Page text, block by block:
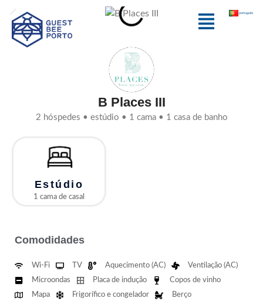
content
Menu português
B Places III
2 hóspedes • estúdio • 1 cama • 1 casa de banho
Estúdio
1 cama de casal
Comodidades
Wi-Fi TV Aquecimento (AC)
Ventilação (AC)
Microondas
Placa de indução
Copos de vinho
Mapa
Frigorífico e congelador
Berço